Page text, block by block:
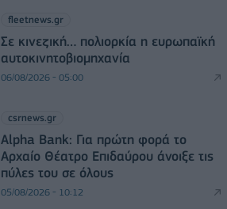
fleetnews.gr
Σε κινεζική… πολιορκία η ευρωπαϊκή
αυτοκινητοβιομηχανία
06/08/2026 - 05:00
csrnews.gr
Alpha Bank: Για πρώτη φορά το
Αρχαίο Θέατρο Επιδαύρου άνοιξε τις
πύλες του σε όλους
05/08/2026 - 10:12